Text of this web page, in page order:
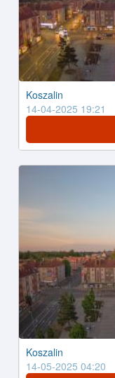
Koszalin
14-04-2025 19:21
Koszalin
14-05-2025 04:20